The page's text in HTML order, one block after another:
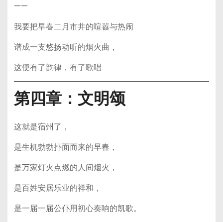
——
我要把早春二月市井的喧嚣与热闹
谱成一支悠扬动听的烟火曲，
这便有了韵律，有了歌唱
第四章：文明颂
这就是宿州了，
是生机勃勃扑面而来的早春，
是万家灯火点燃的人间烟火，
是百姓安居乐业的祥和，
是一届一届公仆用初心奏响的凯歌。